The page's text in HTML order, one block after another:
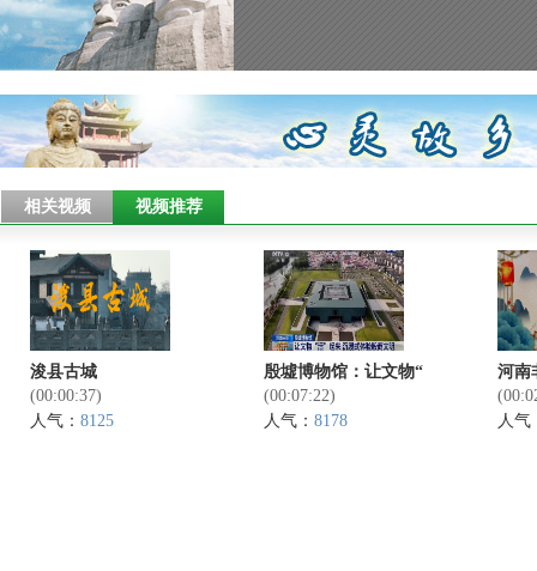
相关视频 视频推荐
浚县古城
(00:00:37)
人气： 8125
殷墟博物馆：让文物“
(00:07:22)
人气： 8178
河
人气